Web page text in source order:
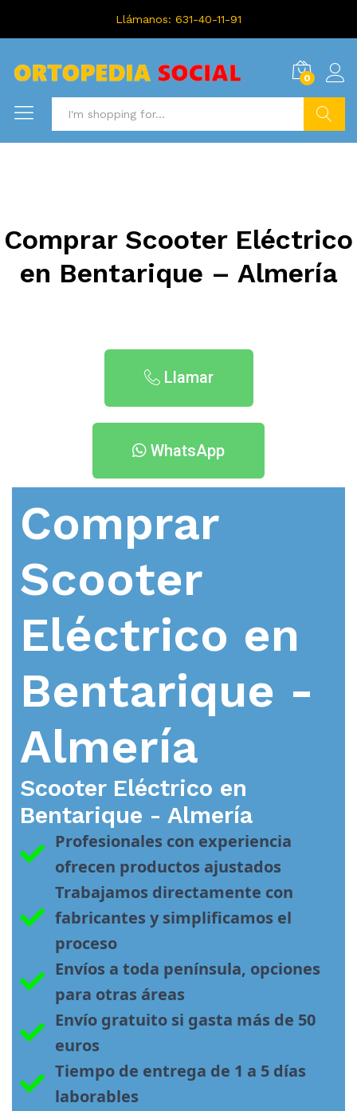
Llámanos: 631-40-11-91
0
Comprar Scooter Eléctrico
en Bentarique – Almería
Llamar
WhatsApp
Comprar
Scooter
Eléctrico en
Bentarique -
Almería
Scooter Eléctrico en
Bentarique - Almería
Profesionales con experiencia
ofrecen productos ajustados
Trabajamos directamente con
fabricantes y simplificamos el
proceso
Envíos a toda península, opciones
para otras áreas
Envío gratuito si gasta más de 50
euros
Tiempo de entrega de 1 a 5 días
laborables